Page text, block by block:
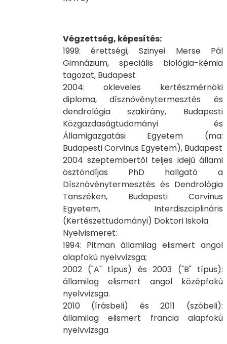
Végzettség, képesítés:
1999: érettségi, Szinyei Merse Pál
Gimnázium, speciális biológia-kémia
tagozat, Budapest
2004: okleveles kertészmérnöki
diploma, dísznövénytermesztés és
dendrológia szakirány, Budapesti
Közgazdaságtudományi és
Államigazgatási Egyetem (ma:
Budapesti Corvinus Egyetem), Budapest
2004 szeptembertől teljes idejű állami
ösztöndíjas PhD hallgató a
Dísznövénytermesztés és Dendrológia
Tanszéken, Budapesti Corvinus
Egyetem, Interdiszciplináris
(Kertészettudományi) Doktori Iskola
Nyelvismeret:
1994: Pitman államilag elismert angol
alapfokú nyelvvizsga;
2002 ("A" típus) és 2003 ("B" típus):
államilag elismert angol középfokú
nyelvvizsga.
2010 (írásbeli) és 2011 (szóbeli):
államilag elismert francia alapfokú
nyelvvizsga